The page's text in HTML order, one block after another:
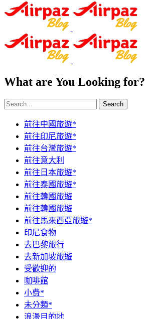
What are You Looking for?
Search
前往中國旅遊*
前往印尼旅遊*
前往台灣旅遊*
前往意大利
前往日本旅遊*
前往泰國旅遊*
前往韓國旅遊
前往韓國旅遊
前往馬來西亞旅遊*
印尼食物
去巴黎旅行
去新加坡旅遊
受歡迎的
咖啡館
小费*
未分類*
浪漫目的地